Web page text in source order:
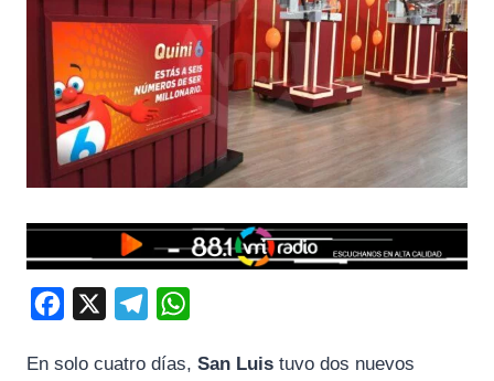
c
l
a
En solo cuatro días, San Luis tuvo dos nuevos